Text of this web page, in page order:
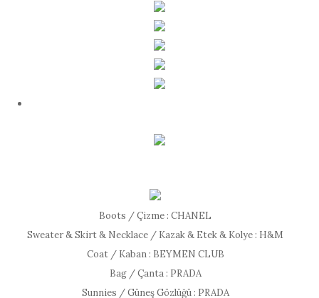
Boots / Çizme : CHANEL
Sweater & Skirt & Necklace / Kazak & Etek & Kolye : H&M
Coat / Kaban : BEYMEN CLUB
Bag / Çanta : PRADA
Sunnies / Güneş Gözlüğü : PRADA